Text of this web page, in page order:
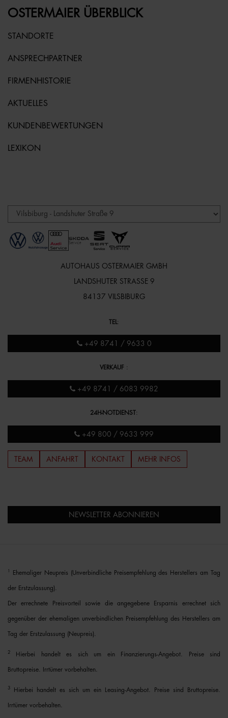
OSTERMAIER ÜBERBLICK
STANDORTE
ANSPRECHPARTNER
FIRMENHISTORIE
AKTUELLES
KUNDENBEWERTUNGEN
LEXIKON
AUTOHAUS OSTERMAIER GMBH
LANDSHUTER STRASSE 9
84137 VILSBIBURG
TEL :
+49 8741 / 9633 0
VERKAUF :
+49 8741 / 6083 9982
24H-NOTDIENST:
+49 800 / 9633 999
TEAM ANFAHRT KONTAKT MEHR INFOS
NEWSLETTER ABONNIEREN
Ehemaliger Neupreis (Unverbindliche Preisempfehlung des Herstellers am Tag
der Erstzulassung).
Der errechnete Preisvorteil sowie die angegebene Ersparnis errechnet sich
gegenüber der ehemaligen unverbindlichen Preisempfehlung des Herstellers am
Tag der Erstzulassung (Neupreis).
2 Hierbei handelt es sich um ein Finanzierungs-Angebot. Preise sind
Bruttopreise. Irrtümer vorbehalten.
3 Hierbei handelt es sich um ein Leasing-Angebot. Preise sind Bruttopreise.
Irrtümer vorbehalten.